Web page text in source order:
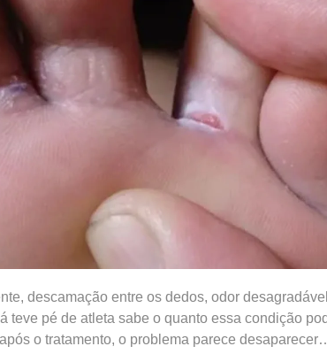
descamação entre os dedos, odor
teve pé de atleta sabe o quanto essa condição
o tratamento, o problema parece